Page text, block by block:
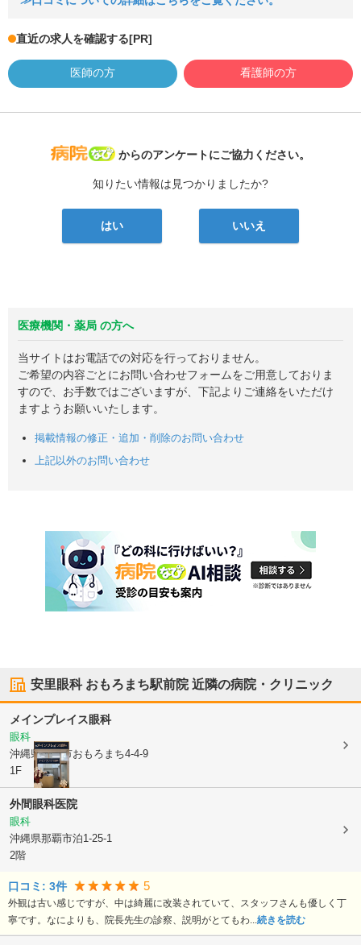
直近の求人を確認する[PR]
医師の方 看護師の方
病院なび
からのアンケートにご協力ください。
知りたい情報は見つかりましたか?
はい いいえ
医療機関・薬局 の方へ
当サイトはお電話での対応を行っておりません。
ご希望の内容ごとにお問い合わせフォームをご用意しておりま
すので、お手数ではございますが、下記よりご連絡をいただけ
ますようお願いいたします。
掲載情報の修正・追加・削除のお問い合わせ
上記以外のお問い合わせ
安里眼科 おもろまち駅前院近隣の病院・クリニック
メインプレイス眼科
眼科
沖縄県那覇市おもろまち4-4-9
1F
外間眼科医院
眼科
沖縄県那覇市泊1-25-1
2階
口コミ: 3件 5
外観は古い感じですが、中は綺麗に改装されていて、スタッフさんも優しく丁
寧です。なによりも、院長先生の診察、説明がとてもわ...続きを読む